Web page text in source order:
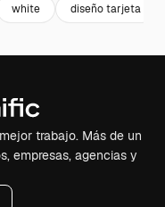
white diseño tarjeta
trabajo. Más de un
empresas, agencias y